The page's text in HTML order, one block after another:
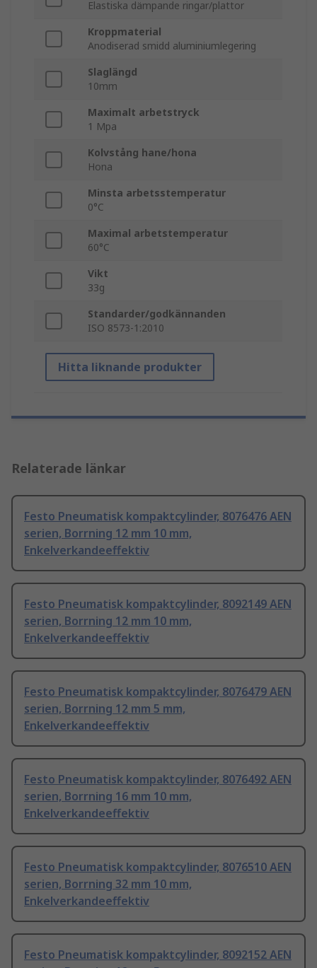
Elastiska dämpande ringar/plattor
Kroppmaterial
Anodiserad smidd aluminiumlegering
Slaglängd
10mm
Maximalt arbetstryck
1 Mpa
Kolvstång hane/hona
Hona
Minsta arbetsstemperatur
0°C
Maximal arbetstemperatur
60°C
Vikt
33g
Standarder/godkännanden
ISO 8573-1:2010
Hitta liknande produkter
Relaterade länkar
Festo Pneumatisk kompaktcylinder, 8076476 AEN
serien, Borrning 12 mm 10 mm,
Enkelverkandeeffektiv
Festo Pneumatisk kompaktcylinder, 8092149 AEN
serien, Borrning 12 mm 10 mm,
Enkelverkandeeffektiv
Festo Pneumatisk kompaktcylinder, 8076479 AEN
serien, Borrning 12 mm 5 mm,
Enkelverkandeeffektiv
Festo Pneumatisk kompaktcylinder, 8076492 AEN
serien, Borrning 16 mm 10 mm,
Enkelverkandeeffektiv
Festo Pneumatisk kompaktcylinder, 8076510 AEN
serien, Borrning 32 mm 10 mm,
Enkelverkandeeffektiv
Festo Pneumatisk kompaktcylinder, 8092152 AEN